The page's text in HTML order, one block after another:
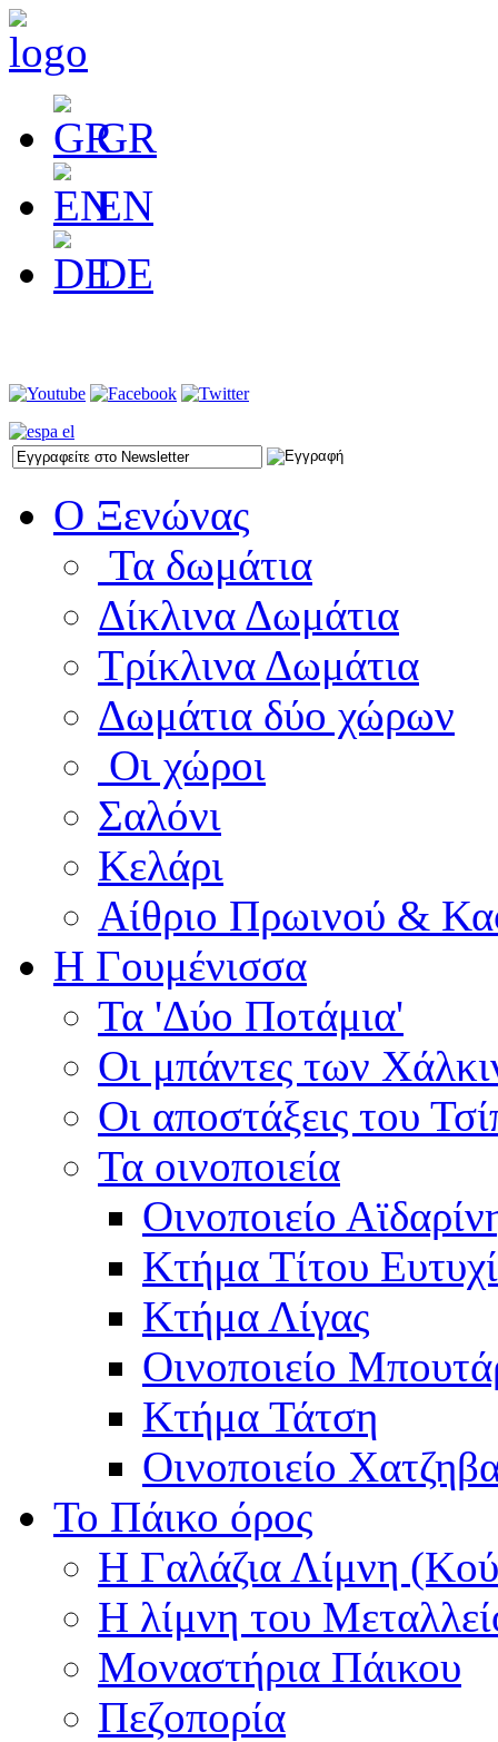
GR
EN
DE
Ο Ξενώνας
Τα δωμάτια
Δίκλινα Δωμάτια
Τρίκλινα Δωμάτια
Δωμάτια δύο χώρων
Οι χώροι
Σαλόνι
Κελάρι
Αίθριο Πρωινού &
Η Γουμένισσα
Τα 'Δύο Ποτάμια'
Οι μπάντες των
Οι αποστάξεις του
Τα οινοποιεία
Οινοποιείο
Κτήμα Τίτου
Κτήμα Λίγας
Οινοποιείο
Κτήμα Τάτση
Οινοποιείο
Το Πάικο όρος
Η Γαλάζια Λίμνη
Η λίμνη του
Μοναστήρια Πάικου
Πεζοπορία